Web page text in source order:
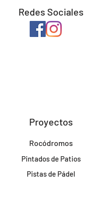
Redes Sociales
Proyectos
Rocódromos
Pintados de Patios
Pistas de Pádel